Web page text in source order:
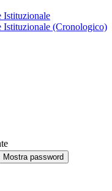
Istituzionale
Istituzionale (Cronologico)
Mostra password